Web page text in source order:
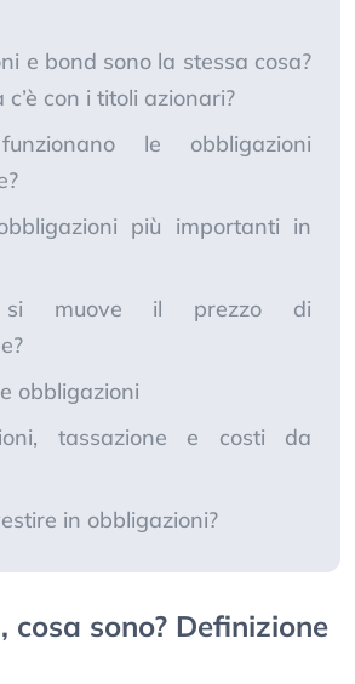
e bond sono la stessa cosa?
con i titoli azionari?
le obbligazioni
più importanti in
si muove il prezzo di
obbligazioni
tassazione e costi da
in obbligazioni?
cosa sono? Definizione